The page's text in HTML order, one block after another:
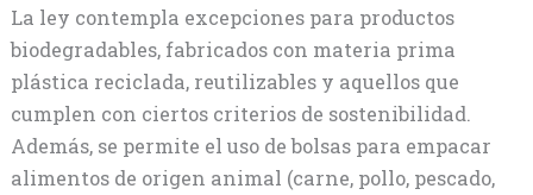
La ley contempla excepciones para productos
biodegradables, fabricados con materia prima
plástica reciclada, reutilizables y aquellos que
cumplen con ciertos criterios de sostenibilidad.
Además, se permite el uso de bolsas para empacar
alimentos de origen animal (carne, pollo, pescado,